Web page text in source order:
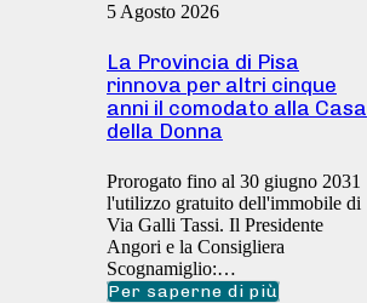
5 Agosto 2026
La Provincia di Pisa
rinnova per altri cinque
anni il comodato alla Casa
della Donna
Prorogato fino al 30 giugno 2031
l'utilizzo gratuito dell'immobile di
Via Galli Tassi. Il Presidente
Angori e la Consigliera
Scognamiglio:…
Per saperne di più